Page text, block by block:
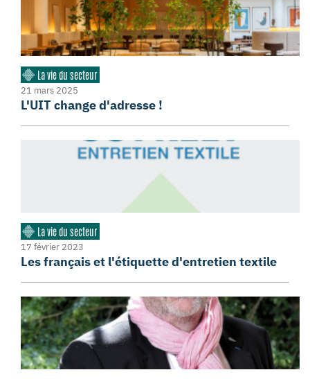
La vie du secteur
21 mars 2025
L'UIT change d'adresse !
La vie du secteur
17 février 2023
Les français et l'étiquette d'entretien textile